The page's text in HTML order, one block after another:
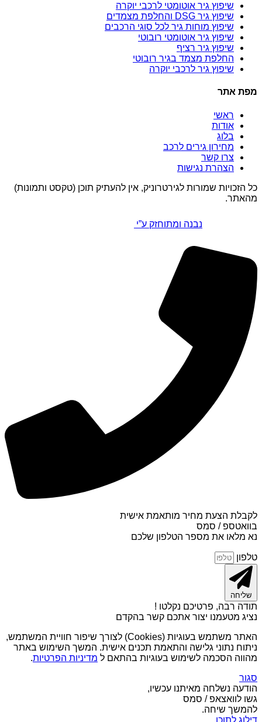
שיפוץ גיר אוטומטי לרכבי יוקרה
שיפוץ גיר DSG והחלפת מצמדים
שיפוץ מוחות גיר לכל סוגי הרכבים
שיפוץ גיר אוטומטי רובוטי
שיפוץ גיר רציף
החלפת מצמד בגיר רובוטי
שיפוץ גיר לרכבי יוקרה
מפת אתר
ראשי
אודות
בלוג
מחירון גירים לרכב
צרו קשר
הצהרת נגישות
כל הזכויות שמורות לגירטרוניק, אין להעתיק תוכן (טקסט ותמונות)
מהאתר.
נבנה ומתוחזק ע”י
לקבלת הצעת מחיר מותאמת אישית
בוואטספ / סמס
נא מלאו את מספר הטלפון שלכם
טלפון
שליחה
תודה רבה, פרטיכם נקלטו !
נציג מטעמנו יצור אתכם קשר בהקדם
האתר משתמש בעוגיות (Cookies) לצורך שיפור חוויית המשתמש,
ניתוח נתוני גלישה והתאמת תכנים אישית. המשך השימוש באתר
מהווה הסכמה לשימוש בעוגיות בהתאם ל מדיניות הפרטיות.
סגור
הודעה נשלחה מאיתנו עכשיו,
גשו לוואצאפ / סמס
להמשך שיחה.
דילוג לתוכן